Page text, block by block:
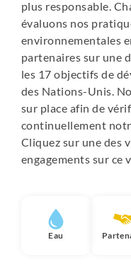
plus responsable.
évaluons nos
environnementales
partenaires sur une
les 17 objectifs de
des Nations-Unis.
sur place afin de
continuellement
Cliquez sur une des
engagements sur ce
Eau